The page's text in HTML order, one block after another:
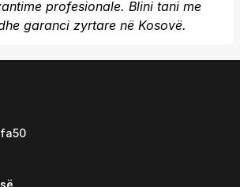
profesionale. Blini tani me
garanci zyrtare në Kosovë.